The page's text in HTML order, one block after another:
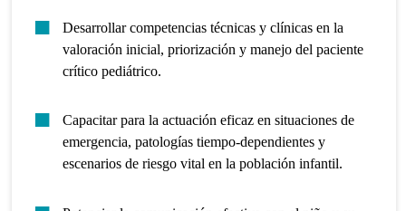
Desarrollar competencias técnicas y clínicas en la
valoración inicial, priorización y manejo del paciente
crítico pediátrico.
Capacitar para la actuación eficaz en situaciones de
emergencia, patologías tiempo-dependientes y
escenarios de riesgo vital en la población infantil.